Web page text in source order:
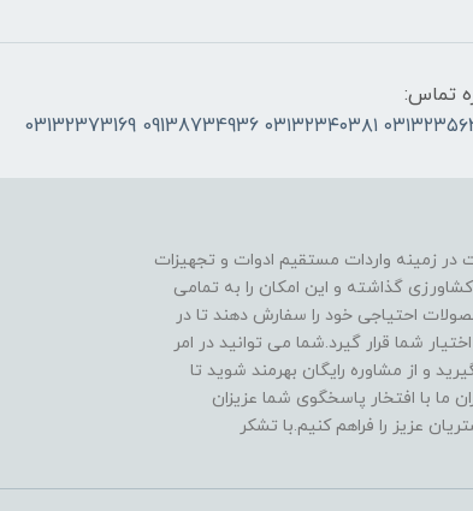
تماس:
09138734936 03132373169
در زمینه واردات مستقیم ادوات و تجهیزات
گذاشته و این امکان را به تمامی
احتیاجی خود را سفارش دهند تا در
شما قرار گیرد.شما می توانید در امر
و از مشاوره رایگان بهرمند شوید تا
ما با افتخار پاسخگوی شما عزیزان
عزیز را فراهم کنیم.با تشکر